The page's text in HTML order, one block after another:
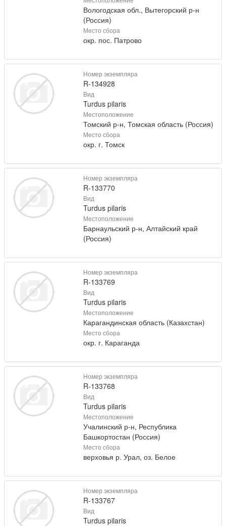
Вологодская обл., Вытегорский р-н
(Россия)
Место сбора
окр. пос. Патрово
Номер экземпляра
R-134928
Вид
Turdus pilaris
Местоположение
Томский р-н, Томская область (Россия)
Место сбора
окр. г. Томск
Номер экземпляра
R-133770
Вид
Turdus pilaris
Местоположение
Барнаульский р-н, Алтайский край
(Россия)
Номер экземпляра
R-133769
Вид
Turdus pilaris
Местоположение
Карагандинская область (Казахстан)
Место сбора
окр. г. Караганда
Номер экземпляра
R-133768
Вид
Turdus pilaris
Местоположение
Учалинский р-н, Республика
Башкортостан (Россия)
Место сбора
верховья р. Урал, оз. Белое
Номер экземпляра
R-133767
Вид
Turdus pilaris